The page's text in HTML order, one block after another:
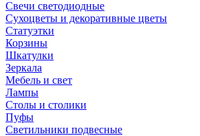
Свечи светодиодные
Сухоцветы и декоративные цветы
Статуэтки
Корзины
Шкатулки
Зеркала
Мебель и свет
Лампы
Столы и столики
Пуфы
Светильники подвесные